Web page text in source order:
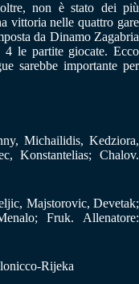
non è stato dei più
vittoria nelle quattro gare
da Dinamo Zagabria
le partite giocate. Ecco
sarebbe importante per
Michailidis, Kedziora,
Konstantelias; Chalov.
Majstorovic, Devetak;
Fruk. Allenatore:
Rijeka